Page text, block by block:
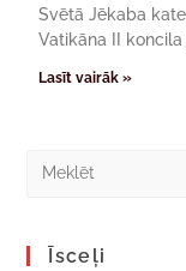
Svētā Jēkaba
Vatikāna II
Lasīt vairāk »
Īsceļi